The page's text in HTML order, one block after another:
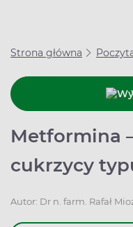
Strona główna
Metformina
cukrzycy
Autor: Dr n. farm. Rafał